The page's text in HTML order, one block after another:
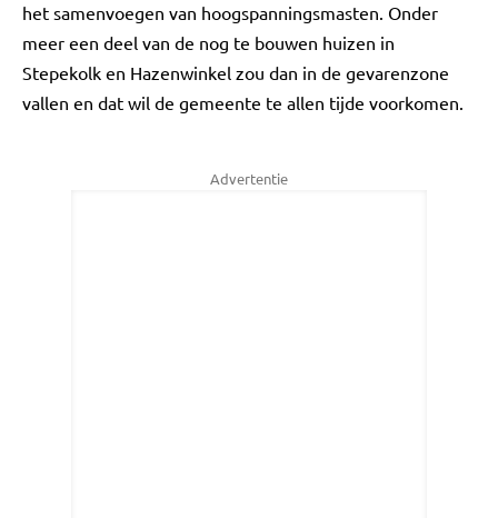
het samenvoegen van hoogspanningsmasten. Onder
meer een deel van de nog te bouwen huizen in
Stepekolk en Hazenwinkel zou dan in de gevarenzone
vallen en dat wil de gemeente te allen tijde voorkomen.
Advertentie